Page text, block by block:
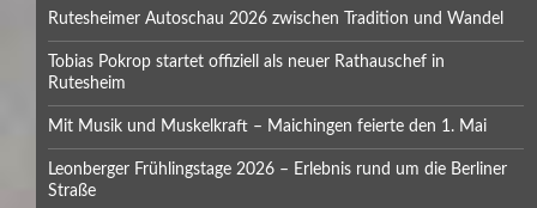
Rutesheimer Autoschau 2026 zwischen Tradition und Wandel
Tobias Pokrop startet offiziell als neuer Rathauschef in
Rutesheim
Mit Musik und Muskelkraft – Maichingen feierte den 1. Mai
Leonberger Frühlingstage 2026 – Erlebnis rund um die Berliner
Straße